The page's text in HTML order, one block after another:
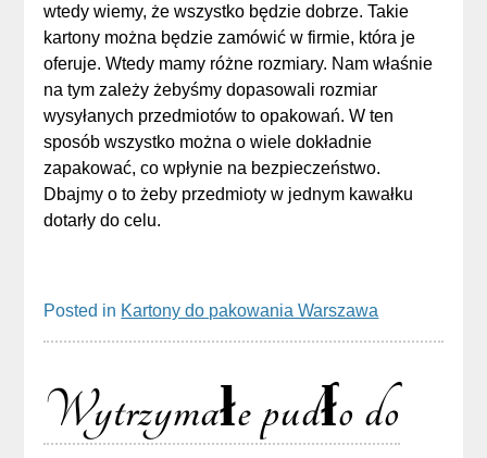
wtedy wiemy, że wszystko będzie dobrze. Takie
kartony można będzie zamówić w firmie, która je
oferuje. Wtedy mamy różne rozmiary. Nam właśnie
na tym zależy żebyśmy dopasowali rozmiar
wysyłanych przedmiotów to opakowań. W ten
sposób wszystko można o wiele dokładnie
zapakować, co wpłynie na bezpieczeństwo.
Dbajmy o to żeby przedmioty w jednym kawałku
dotarły do celu.
Posted in Kartony do pakowania Warszawa
Wytrzymałe pudło do